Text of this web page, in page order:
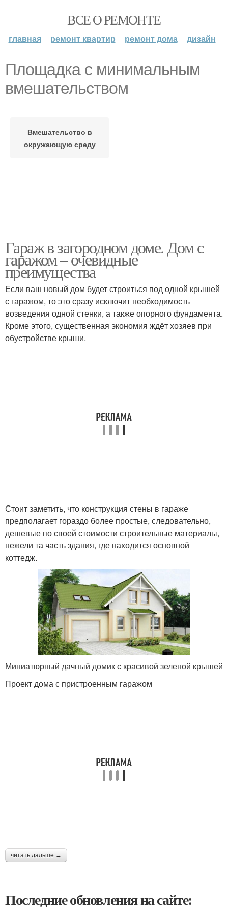
ВСЕ О РЕМОНТЕ
главная ремонт квартир ремонт дома дизайн
Площадка с минимальным
вмешательством
Вмешательство в
окружающую среду
Гараж в загородном доме. Дом с
гаражом – очевидные
преимущества
Если ваш новый дом будет строиться под одной крышей
с гаражом, то это сразу исключит необходимость
возведения одной стенки, а также опорного фундамента.
Кроме этого, существенная экономия ждёт хозяев при
обустройстве крыши.
Стоит заметить, что конструкция стены в гараже
предполагает гораздо более простые, следовательно,
дешевые по своей стоимости строительные материалы,
нежели та часть здания, где находится основной
коттедж.
Миниатюрный дачный домик с красивой зеленой крышей
Проект дома с пристроенным гаражом
читать дальше →
Последние обновления на сайте: